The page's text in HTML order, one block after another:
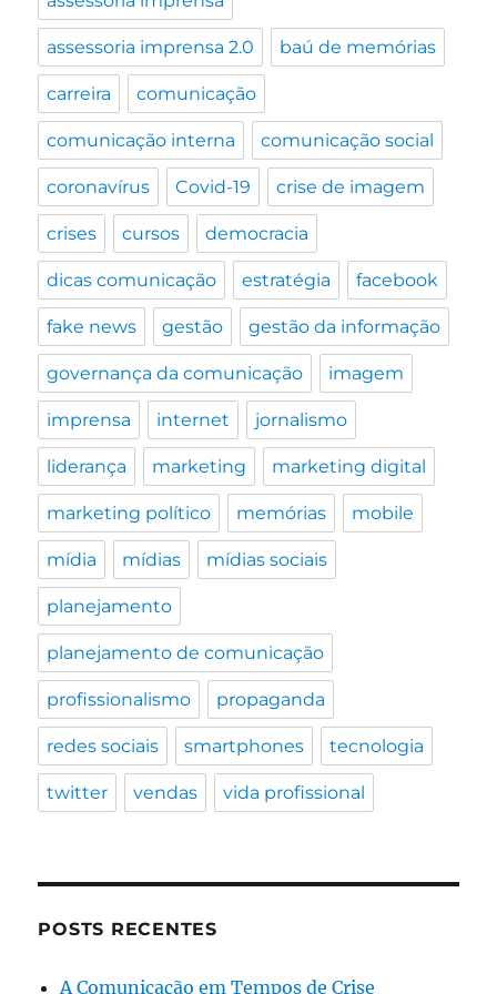
assessoria imprensa 2.0 baú de memórias
carreira comunicação
comunicação interna comunicação social
coronavírus Covid-19 crise de imagem
crises cursos democracia
dicas comunicação estratégia facebook
fake news gestão gestão da informação
governança da comunicação imagem
imprensa internet jornalismo
liderança marketing marketing digital
marketing político memórias mobile
mídia mídias mídias sociais
planejamento
planejamento de comunicação
profissionalismo propaganda
redes sociais smartphones tecnologia
twitter vendas vida profissional
POSTS RECENTES
A Comunicação em Tempos de Crise